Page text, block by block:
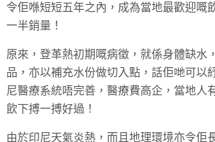
令佢喺短短五年之內，成為當地最歡迎嘅
一半銷量！
原來，登革熱初期嘅病徵，就係身體缺水
品，亦以補充水份做切入點，話佢哋可以
尼醫療系統唔完善，醫療費高企，當地人
飲下搏一搏好過！
由於印尼天氣炎熱，而且地理環境亦令佢